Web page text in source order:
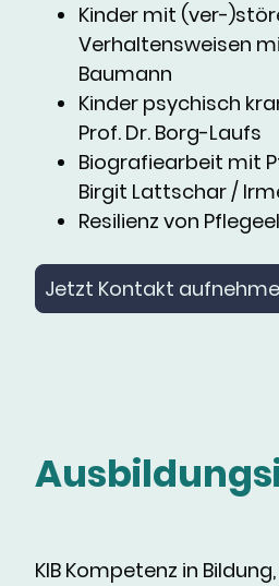
Kinder mit (ver-
Verhaltensweisen
Baumann
Kinder psychisch
Prof. Dr. Borg-Laufs
Biografiearbeit mit
Birgit Lattschar /
Resilienz von
Jetzt Kontakt
KIB Kompetenz in